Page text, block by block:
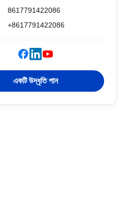
8617791422086
+8617791422086
একটি উদ্ধৃতি পান